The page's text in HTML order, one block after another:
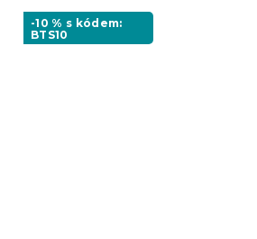
-10 % s kódem:
BTS10